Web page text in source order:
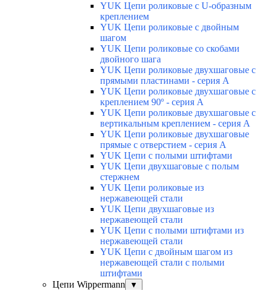
YUK Цепи роликовые с U-образным
креплением
YUK Цепи роликовые с двойным
шагом
YUK Цепи роликовые со скобами
двойного шага
YUK Цепи роликовые двухшаговые с
прямыми пластинами - серия А
YUK Цепи роликовые двухшаговые с
креплением 90º - серия А
YUK Цепи роликовые двухшаговые с
вертикальным креплением - серия А
YUK Цепи роликовые двухшаговые
прямые с отверстием - серия А
YUK Цепи с полыми штифтами
YUK Цепи двухшаговые с полым
стержнем
YUK Цепи роликовые из
нержавеющей стали
YUK Цепи двухшаговые из
нержавеющей стали
YUK Цепи с полыми штифтами из
нержавеющей стали
YUK Цепи с двойным шагом из
нержавеющей стали с полыми
штифтами
Цепи Wippermann
▼